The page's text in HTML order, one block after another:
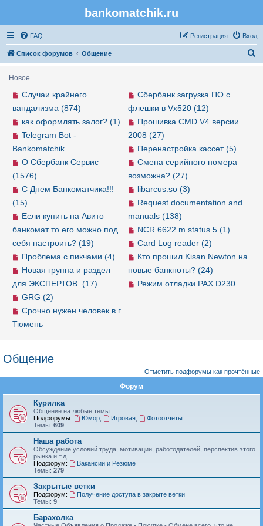
bankomatchik.ru
FAQ Вход
Регистрация
Список форумов Общение
Новое
Сбербанк загрузка ПО с
флешки в Vx520 (12)
Прошивка CMD V4 версии
2008 (27)
Перенастройка кассет (5)
Смена серийного номера
возможна? (27)
libarcus.so (3)
Request documentation and
manuals (138)
NCR 6622 m status 5 (1)
Card Log reader (2)
Кто прошил Kisan Newton на
новые банкноты? (24)
Режим отладки PAX D230
Случаи крайнего
вандализма (874)
как оформлять залог? (1)
Telegram Bot -
Bankomatchik
О Сбербанк Сервис
(1576)
С Днем Банкоматчика!!!
(15)
Если купить на Авито
банкомат то его можно под
себя настроить? (19)
Проблема с пикчами (4)
Новая группа и раздел
для ЭКСПЕРТОВ. (17)
GRG (2)
Срочно нужен человек в г.
Тюмень
Общение
Отметить подфорумы как прочтённые
Форум
Курилка
Общение на любые темы
Подфорумы:
Юмор, Игровая,
Фотоотчеты
Темы: 609
Наша работа
Обсуждение условий труда, мотивации, работодателей, перспектив этого
рынка и т.д.
Подфорум:
Вакансии и Резюме
Темы: 279
Закрытые ветки
Подфорум:
Получение доступа в закрыте ветки
Темы: 9
Барахолка